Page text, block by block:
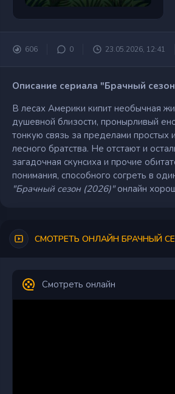
606 0 23.05.2026, 12:41
Описание сериала "Брачный
В лесах Америки кипит необычная
душевной близости, пронырливый
тонкую связь за пределами простых
лесного братства. Не отстают и
загадочная скунсиха и прочие
понимания, способного согреть в
"Брачный сезон (2026)"онлайн
СМОТРЕТЬ ОНЛАЙН БРАЧНЫЙ
Смотреть онлайн